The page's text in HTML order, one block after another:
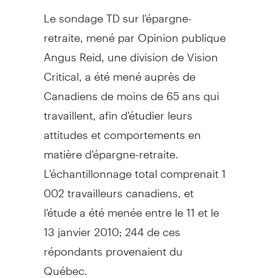
Le sondage TD sur l'épargne-
retraite, mené par Opinion publique
Angus Reid, une division de Vision
Critical, a été mené auprès de
Canadiens de moins de 65 ans qui
travaillent, afin d'étudier leurs
attitudes et comportements en
matière d'épargne-retraite.
L'échantillonnage total comprenait 1
002 travailleurs canadiens, et
l'étude a été menée entre le 11 et le
13 janvier 2010; 244 de ces
répondants provenaient du
Québec.